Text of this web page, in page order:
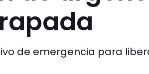
de emergencia para